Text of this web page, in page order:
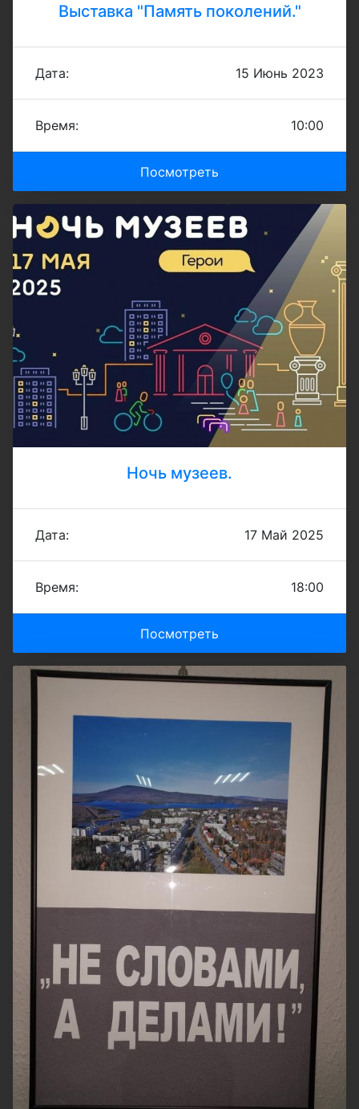
Выставка "Память поколений."
Дата: 15 Июнь 2023
Время: 10:00
Посмотреть
Ночь музеев.
Дата: 17 Май 2025
Время: 18:00
Посмотреть